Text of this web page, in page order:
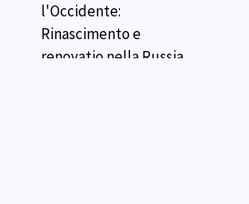
l'Occidente:
Rinascimento e
renovatio nella Russia